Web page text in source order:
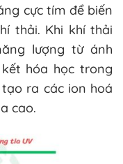
cực tím để biến
thải. Khi khí thải
lượng từ ánh
hóa học trong
ra các ion hoá
cao.